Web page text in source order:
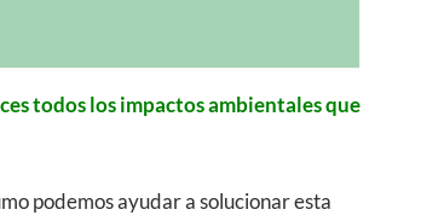
todos los impactos ambientales que
podemos ayudar a solucionar esta